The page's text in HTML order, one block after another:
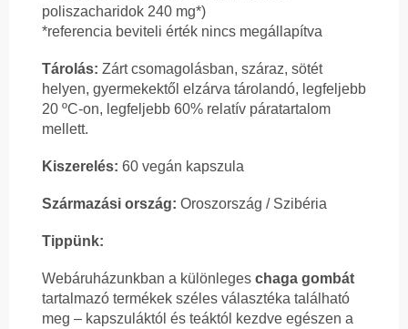
poliszacharidok 240 mg*)
*referencia beviteli érték nincs megállapítva
Tárolás: Zárt csomagolásban, száraz, sötét
helyen, gyermekektől elzárva tárolandó, legfeljebb
20 ºC-on, legfeljebb 60% relatív páratartalom
mellett.
Kiszerelés: 60 vegán kapszula
Származási ország: Oroszország / Szibéria
Tippünk:
Webáruházunkban a különleges chaga gombát
tartalmazó termékek széles választéka található
meg – kapszuláktól és teáktól kezdve egészen a